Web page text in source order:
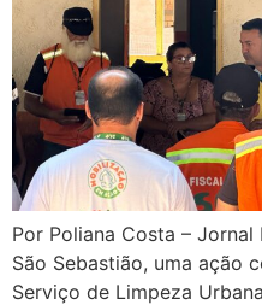
Por Poliana Costa –
São Sebastião, uma ação
Serviço de Limpeza